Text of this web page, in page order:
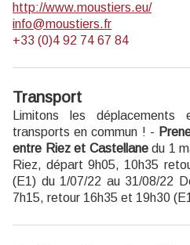
http://www.moustiers.eu/
info@moustiers.fr
+33 (0)4 92 74 67 84
Transport
Limitons les
transports en commun ! -
entre Riez et Castellanedu 1
Riez, départ 9h05, 10h35
(E1) du 1/07/22 au 31/08/22
7h15, retour 16h35 et 19h30